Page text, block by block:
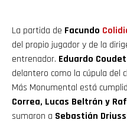
La partida de Facundo
del propio jugador y de la
entrenador. Eduardo Coudet
delantero como la cúpula del
Más Monumental está
Correa, Lucas Beltrán y
sumaron a Sebastián